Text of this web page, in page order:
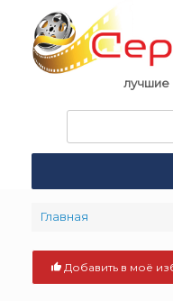
content
лучшие
поиска:
Главная
Добавить в моё